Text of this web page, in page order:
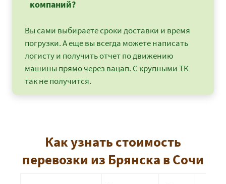
компаний?
Вы сами выбираете сроки доставки и время
погрузки. А еще вы всегда можете написать
логисту и получить отчет по движению
машины прямо через вацап. С крупными ТК
так не получится.
Как узнать стоимость
перевозки из Брянска в Сочи